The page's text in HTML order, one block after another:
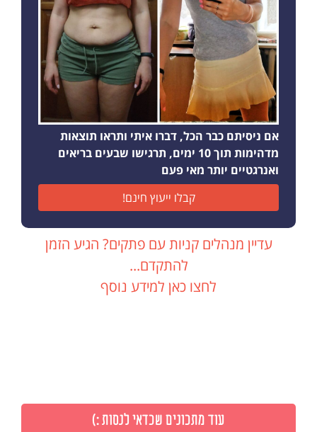
אם ניסיתם כבר הכל, דברו איתי ותראו תוצאות
מדהימות תוך 10 ימים, תרגישו שבעים בריאים
ואנרגטיים יותר מאי פעם
קבלו ייעוץ חינם!
עדיין מנהלים קניות עם פתקים? הגיע הזמן
להתקדם...
לחצו כאן למידע נוסף
עוד מתכונים שכדאי לנסות :)